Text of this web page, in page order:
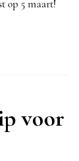
op 5 maart!
voor